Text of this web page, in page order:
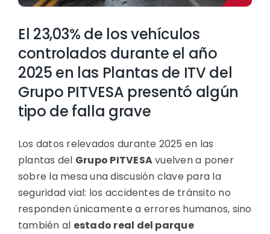
El 23,03% de los vehículos
controlados durante el año
2025 en las Plantas de ITV del
Grupo PITVESA presentó algún
tipo de falla grave
Los datos relevados durante 2025 en las
plantas del Grupo PITVESAvuelven a poner
sobre la mesa una discusión clave para la
seguridad vial: los accidentes de tránsito no
responden únicamente a errores humanos, sino
también al estado real del parque